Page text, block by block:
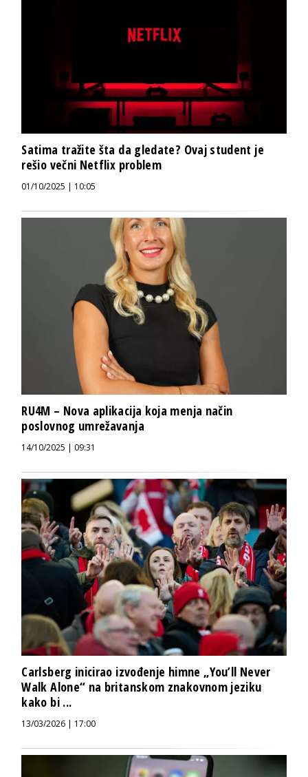
Satima tražite šta da gledate? Ovaj student je
rešio večni Netflix problem
01/10/2025 | 10:05
RU4M – Nova aplikacija koja menja način
poslovnog umrežavanja
14/10/2025 | 09:31
Carlsberg inicirao izvođenje himne „You’ll Never
Walk Alone“ na britanskom znakovnom jeziku
kako bi ...
13/03/2026 | 17:00